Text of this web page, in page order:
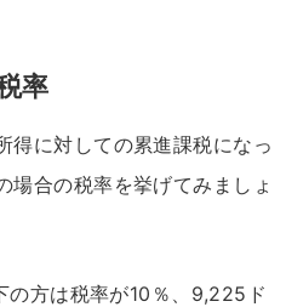
率
得に対しての累進課税になっ
場合の税率を挙げてみましょ
方は税率が10％、9,225ド